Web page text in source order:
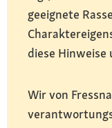
geeignete
diese
Wir von